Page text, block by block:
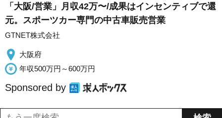
「大阪/営業」月収42万〜/成果はインセンティブで還
元。スポーツカー専門の中古車販売営業
GTNET株式会社
大阪府
年収500万円～600万円
Sponsored by